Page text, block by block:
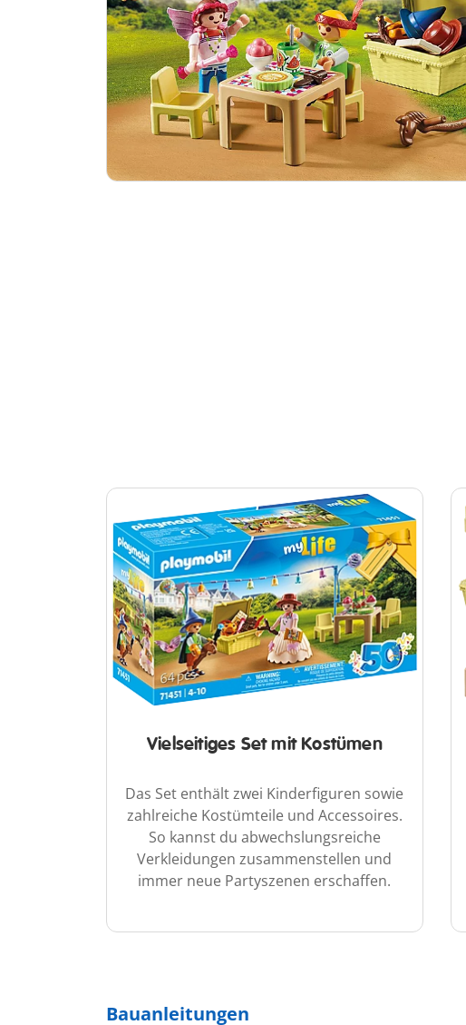
Vielseitiges Set mit Kostümen
Das Set enthält zwei Kinderfiguren sowie
zahlreiche Kostümteile und Accessoires.
So kannst du abwechslungsreiche
Verkleidungen zusammenstellen und
immer neue Partyszenen erschaffen.
Bauanleitungen